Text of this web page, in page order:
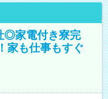
◎家電付き寮完
家も仕事もすぐ